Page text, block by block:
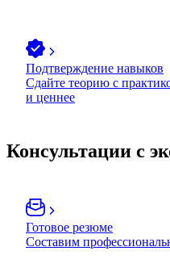
Подтверждение навыков
Сдайте теорию с
и ценнее
Консультации с
Готовое резюме
Составим